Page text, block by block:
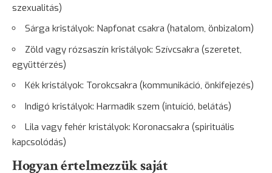
szexualitás)
Sárga kristályok: Napfonat csakra (hatalom, önbizalom)
Zöld vagy rózsaszín kristályok: Szívcsakra (szeretet,
együttérzés)
Kék kristályok: Torokcsakra (kommunikáció, önkifejezés)
Indigó kristályok: Harmadik szem (intuíció, belátás)
Lila vagy fehér kristályok: Koronacsakra (spirituális
kapcsolódás)
Hogyan értelmezzük saját